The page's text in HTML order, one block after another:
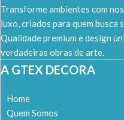
Transforme ambientes com
luxo, criados para quem
Qualidade premium e design
verdadeiras obras de arte.
A GTEX DECORA
Home
Quem Somos